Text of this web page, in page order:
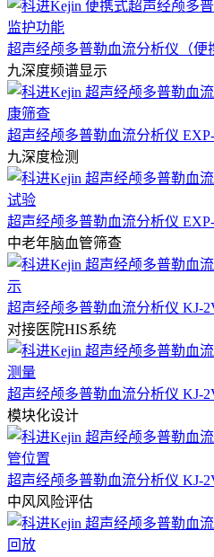
超声经颅多普勒血流分析仪（便
九深度频谱显示
超声经颅多普勒血流分析仪
九深度检测
超声经颅多普勒血流分析仪
中老年脑血管筛查
超声经颅多普勒血流分析仪 KJ-
对接医院HIS系统
超声经颅多普勒血流分析仪 KJ-
模块化设计
超声经颅多普勒血流分析仪 KJ-
中风风险评估